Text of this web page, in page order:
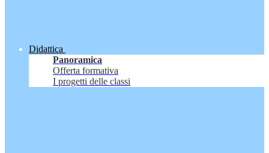
Didattica
Panoramica
Offerta formativa
I progetti delle classi